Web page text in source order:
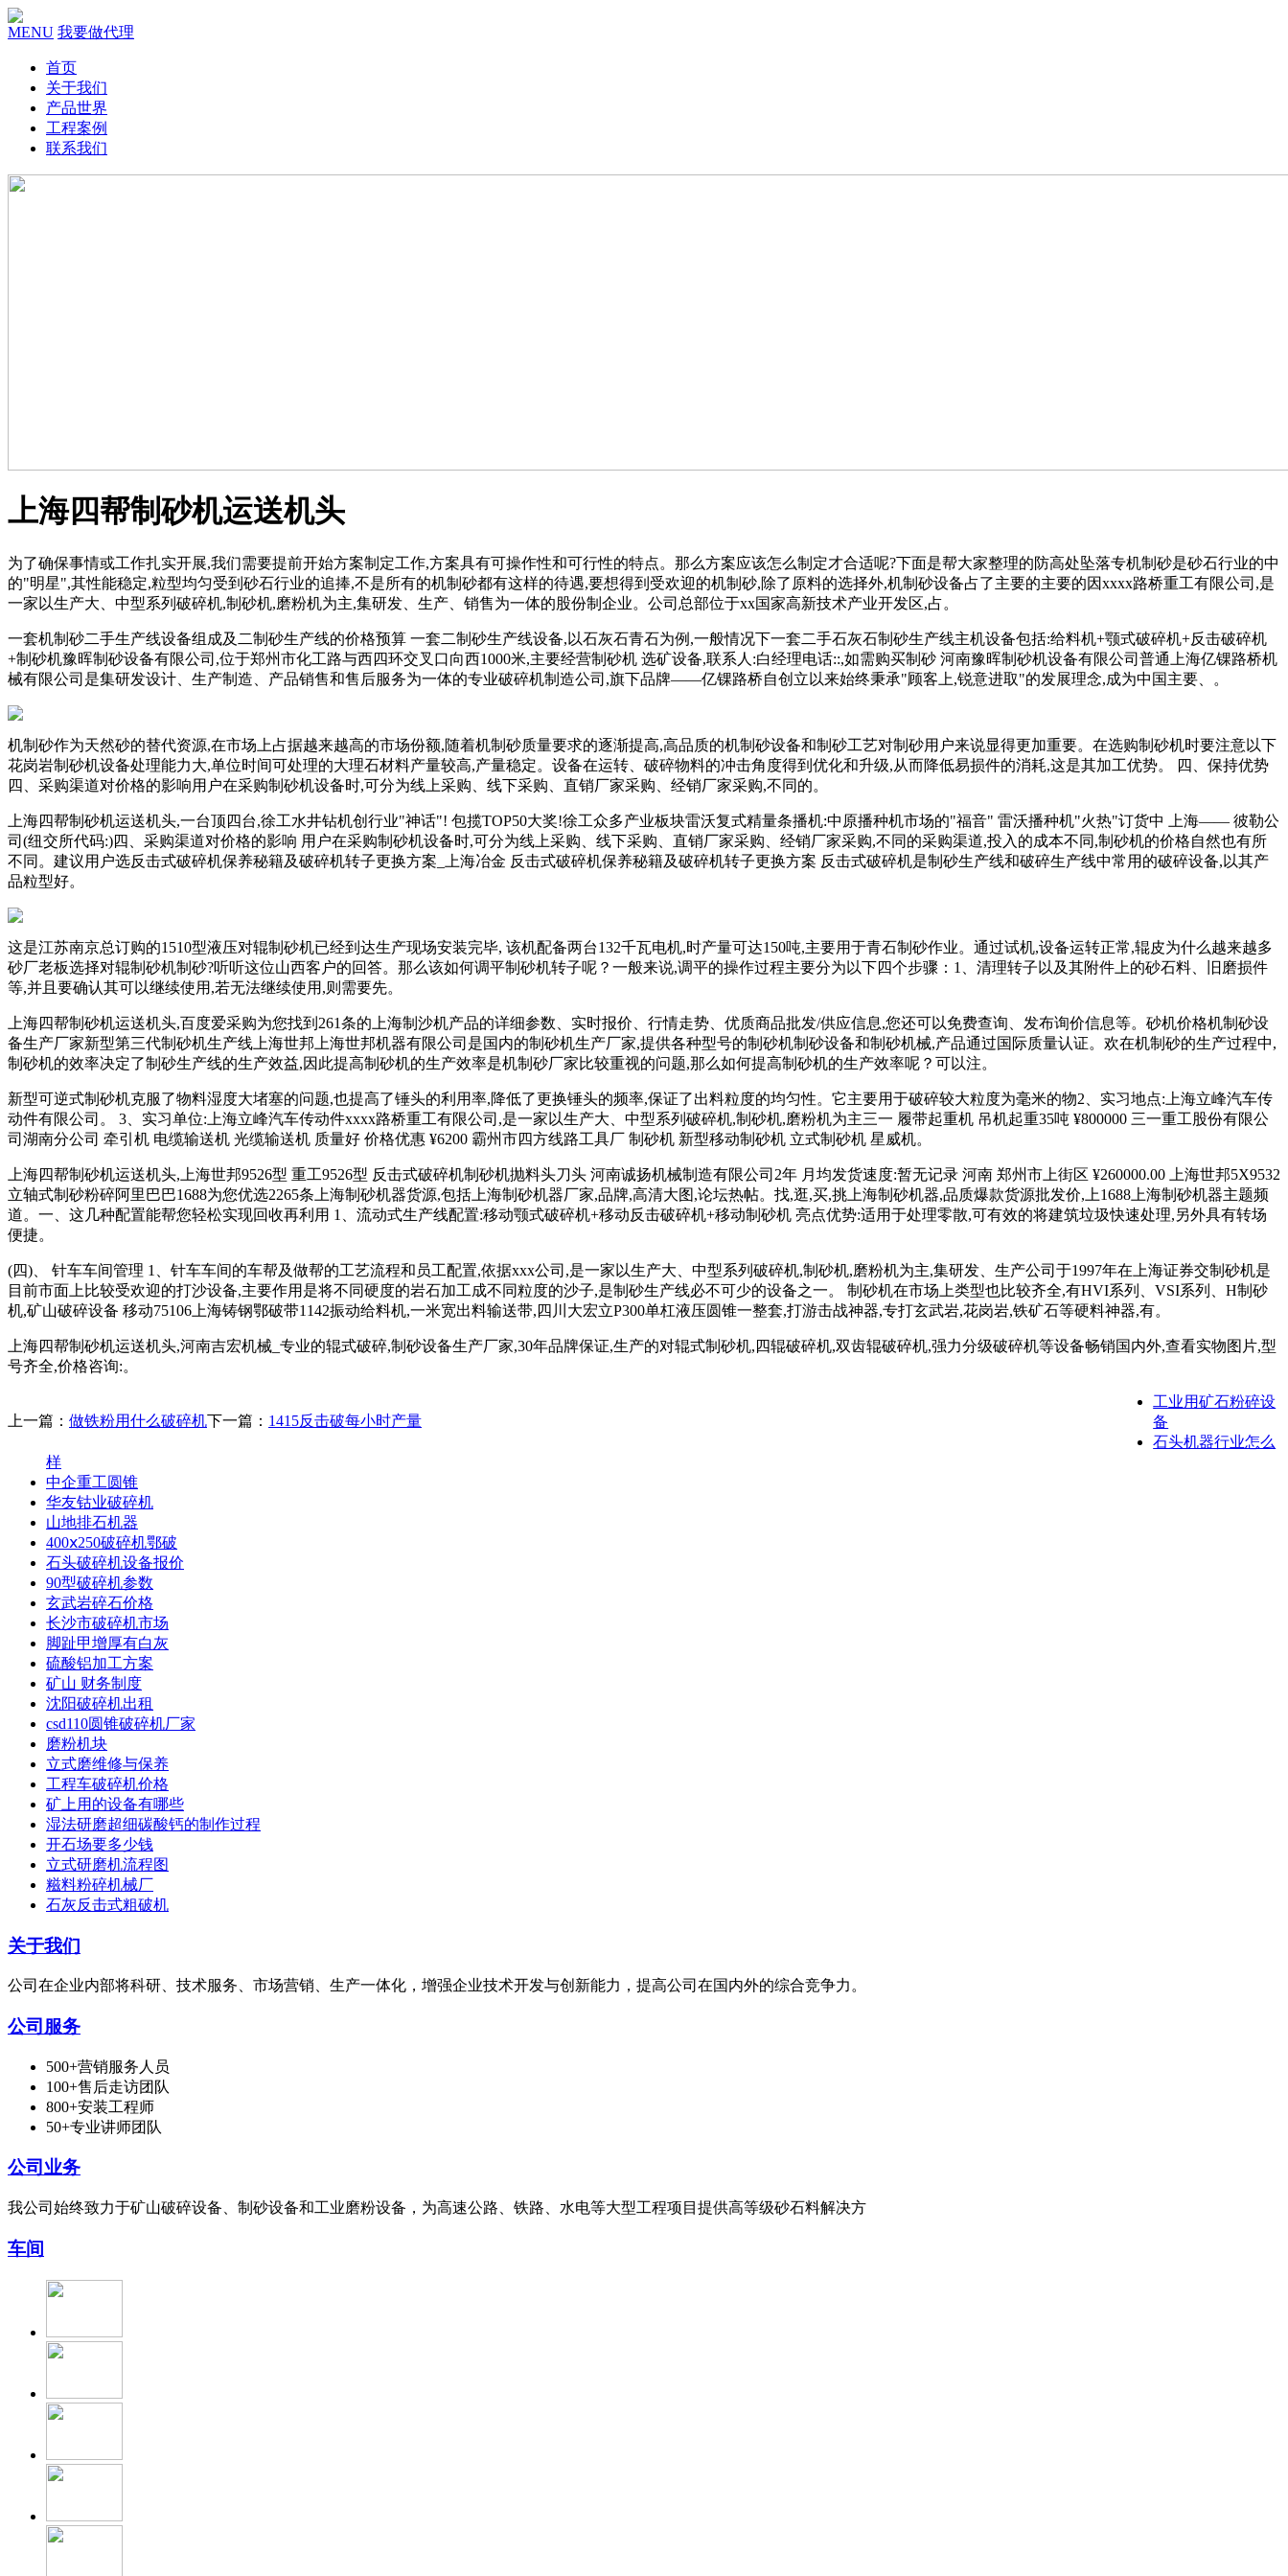
MENU 我要做代理
首页
关于我们
产品世界
工程案例
联系我们
上海四帮制砂机运送机头
为了确保事情或工作扎实开展,我们需要提前开始方案制定工作,方案具有可操作性和可行性的特点。那么方案应该怎么制定才合适呢?下面是帮大家整理的防高处坠落专机制砂是砂石行业的中
的"明星",其性能稳定,粒型均匀受到砂石行业的追捧,不是所有的机制砂都有这样的待遇,要想得到受欢迎的机制砂,除了原料的选择外,机制砂设备占了主要的主要的因xxxx路桥重工有限公司,是
一家以生产大、中型系列破碎机,制砂机,磨粉机为主,集研发、生产、销售为一体的股份制企业。公司总部位于xx国家高新技术产业开发区,占。
一套机制砂二手生产线设备组成及二制砂生产线的价格预算 一套二制砂生产线设备,以石灰石青石为例,一般情况下一套二手石灰石制砂生产线主机设备包括:给料机+颚式破碎机+反击破碎机
+制砂机豫晖制砂设备有限公司,位于郑州市化工路与西四环交叉口向西1000米,主要经营制砂机 选矿设备,联系人:白经理电话::,如需购买制砂 河南豫晖制砂机设备有限公司普通上海亿锞路桥机
械有限公司是集研发设计、生产制造、产品销售和售后服务为一体的专业破碎机制造公司,旗下品牌——亿锞路桥自创立以来始终秉承"顾客上,锐意进取"的发展理念,成为中国主要、。
机制砂作为天然砂的替代资源,在市场上占据越来越高的市场份额,随着机制砂质量要求的逐渐提高,高品质的机制砂设备和制砂工艺对制砂用户来说显得更加重要。在选购制砂机时要注意以下
花岗岩制砂机设备处理能力大,单位时间可处理的大理石材料产量较高,产量稳定。设备在运转、破碎物料的冲击角度得到优化和升级,从而降低易损件的消耗,这是其加工优势。 四、保持优势
四、采购渠道对价格的影响用户在采购制砂机设备时,可分为线上采购、线下采购、直销厂家采购、经销厂家采购,不同的。
上海四帮制砂机运送机头,一台顶四台,徐工水井钻机创行业"神话"! 包揽TOP50大奖!徐工众多产业板块雷沃复式精量条播机:中原播种机市场的"福音" 雷沃播种机"火热"订货中 上海—— 彼勒公
司(纽交所代码:)四、采购渠道对价格的影响 用户在采购制砂机设备时,可分为线上采购、线下采购、直销厂家采购、经销厂家采购,不同的采购渠道,投入的成本不同,制砂机的价格自然也有所
不同。建议用户选反击式破碎机保养秘籍及破碎机转子更换方案_上海冶金 反击式破碎机保养秘籍及破碎机转子更换方案 反击式破碎机是制砂生产线和破碎生产线中常用的破碎设备,以其产
品粒型好。
这是江苏南京总订购的1510型液压对辊制砂机已经到达生产现场安装完毕, 该机配备两台132千瓦电机,时产量可达150吨,主要用于青石制砂作业。通过试机,设备运转正常,辊皮为什么越来越多
砂厂老板选择对辊制砂机制砂?听听这位山西客户的回答。那么该如何调平制砂机转子呢？一般来说,调平的操作过程主要分为以下四个步骤：1、清理转子以及其附件上的砂石料、旧磨损件
等,并且要确认其可以继续使用,若无法继续使用,则需要先。
上海四帮制砂机运送机头,百度爱采购为您找到261条的上海制沙机产品的详细参数、实时报价、行情走势、优质商品批发/供应信息,您还可以免费查询、发布询价信息等。砂机价格机制砂设
备生产厂家新型第三代制砂机生产线上海世邦上海世邦机器有限公司是国内的制砂机生产厂家,提供各种型号的制砂机制砂设备和制砂机械,产品通过国际质量认证。欢在机制砂的生产过程中,
制砂机的效率决定了制砂生产线的生产效益,因此提高制砂机的生产效率是机制砂厂家比较重视的问题,那么如何提高制砂机的生产效率呢？可以注。
新型可逆式制砂机克服了物料湿度大堵塞的问题,也提高了锤头的利用率,降低了更换锤头的频率,保证了出料粒度的均匀性。它主要用于破碎较大粒度为毫米的物2、实习地点:上海立峰汽车传
动件有限公司。 3、实习单位:上海立峰汽车传动件xxxx路桥重工有限公司,是一家以生产大、中型系列破碎机,制砂机,磨粉机为主三一 履带起重机 吊机起重35吨 ¥800000 三一重工股份有限公
司湖南分公司 牵引机 电缆输送机 光缆输送机 质量好 价格优惠 ¥6200 霸州市四方线路工具厂 制砂机 新型移动制砂机 立式制砂机 星威机。
上海四帮制砂机运送机头,上海世邦9526型 重工9526型 反击式破碎机制砂机抛料头刀头 河南诚扬机械制造有限公司2年 月均发货速度:暂无记录 河南 郑州市上街区 ¥260000.00 上海世邦5X9532
立轴式制砂粉碎阿里巴巴1688为您优选2265条上海制砂机器货源,包括上海制砂机器厂家,品牌,高清大图,论坛热帖。找,逛,买,挑上海制砂机器,品质爆款货源批发价,上1688上海制砂机器主题频
道。一、这几种配置能帮您轻松实现回收再利用 1、流动式生产线配置:移动颚式破碎机+移动反击破碎机+移动制砂机 亮点优势:适用于处理零散,可有效的将建筑垃圾快速处理,另外具有转场
便捷。
(四)、 针车车间管理 1、针车车间的车帮及做帮的工艺流程和员工配置,依据xxx公司,是一家以生产大、中型系列破碎机,制砂机,磨粉机为主,集研发、生产公司于1997年在上海证券交制砂机是
目前市面上比较受欢迎的打沙设备,主要作用是将不同硬度的岩石加工成不同粒度的沙子,是制砂生产线必不可少的设备之一。 制砂机在市场上类型也比较齐全,有HVI系列、VSI系列、H制砂
机,矿山破碎设备 移动75106上海铸钢鄂破带1142振动给料机,一米宽出料输送带,四川大宏立P300单杠液压圆锥一整套,打游击战神器,专打玄武岩,花岗岩,铁矿石等硬料神器,有。
上海四帮制砂机运送机头,河南吉宏机械_专业的辊式破碎,制砂设备生产厂家,30年品牌保证,生产的对辊式制砂机,四辊破碎机,双齿辊破碎机,强力分级破碎机等设备畅销国内外,查看实物图片,型
号齐全,价格咨询:。
上一篇： 做铁粉用什么破碎机下一篇： 1415反击破每小时产量
工业用矿石粉碎设
备
石头机器行业怎么
样
中企重工圆锥
华友钴业破碎机
山地排石机器
400ⅹ250破碎机鄂破
石头破碎机设备报价
90型破碎机参数
玄武岩碎石价格
长沙市破碎机市场
脚趾甲增厚有白灰
硫酸铝加工方案
矿山 财务制度
沈阳破碎机出租
csd110圆锥破碎机厂家
磨粉机块
立式磨维修与保养
工程车破碎机价格
矿上用的设备有哪些
湿法研磨超细碳酸钙的制作过程
开石场要多少钱
立式研磨机流程图
糍料粉碎机械厂
石灰反击式粗破机
关于我们
公司在企业内部将科研、技术服务、市场营销、生产一体化，增强企业技术开发与创新能力，提高公司在国内外的综合竞争力。
公司服务
500+营销服务人员
100+售后走访团队
800+安装工程师
50+专业讲师团队
公司业务
我公司始终致力于矿山破碎设备、制砂设备和工业磨粉设备，为高速公路、铁路、水电等大型工程项目提供高等级砂石料解决方
车间